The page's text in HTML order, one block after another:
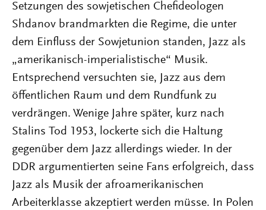
Setzungen des sowjetischen Chefideologen
Shdanov brandmarkten die Regime, die unter
dem Einfluss der Sowjetunion standen, Jazz als
„amerikanisch-imperialistische“ Musik.
Entsprechend versuchten sie, Jazz aus dem
öffentlichen Raum und dem Rundfunk zu
verdrängen. Wenige Jahre später, kurz nach
Stalins Tod 1953, lockerte sich die Haltung
gegenüber dem Jazz allerdings wieder. In der
DDR argumentierten seine Fans erfolgreich, dass
Jazz als Musik der afroamerikanischen
Arbeiterklasse akzeptiert werden müsse. In Polen